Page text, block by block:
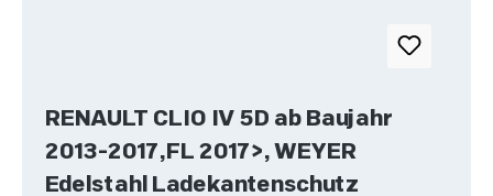
RENAULT CLIO IV 5D ab Baujahr
2013-2017,FL 2017>, WEYER
Edelstahl Ladekantenschutz